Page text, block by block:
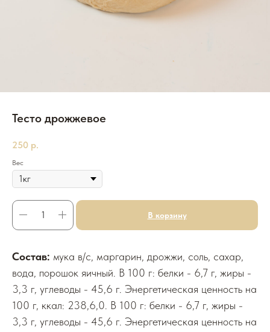
Тесто дрожжевое
250 р.
Вес
В корзину
Состав: мука в/с, маргарин, дрожжи, соль, сахар,
вода, порошок яичный. В 100 г: белки - 6,7 г, жиры -
3,3 г, углеводы - 45,6 г. Энергетическая ценность на
100 г, ккал: 238,6,0. В 100 г: белки - 6,7 г, жиры -
3,3 г, углеводы - 45,6 г. Энергетическая ценность на